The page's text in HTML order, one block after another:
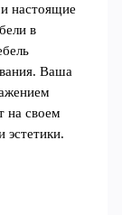
настоящие
в
Ваша
на своем
эстетики.